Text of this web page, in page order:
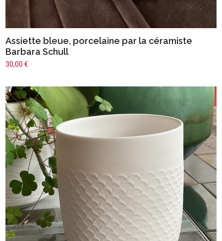
Assiette bleue, porcelaine par la céramiste
Barbara Schull
30,00€